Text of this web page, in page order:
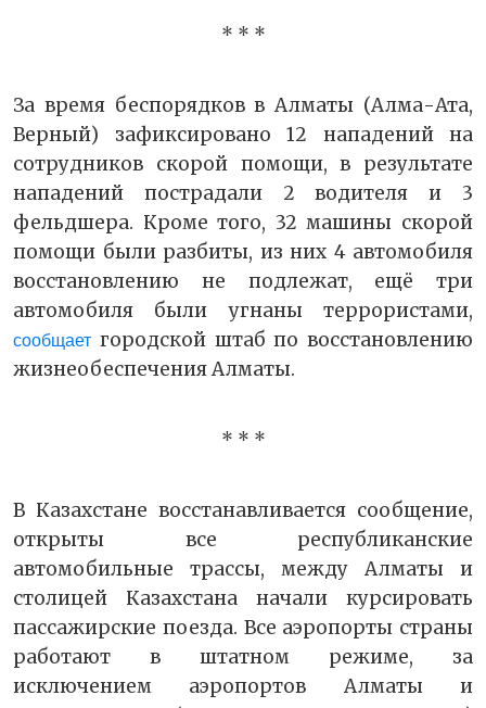
* * *
За время беспорядков в Алматы (Алма-Ата,
Верный) зафиксировано 12 нападений на
сотрудников скорой помощи, в результате
нападений пострадали 2 водителя и 3
фельдшера. Кроме того, 32 машины скорой
помощи были разбиты, из них 4 автомобиля
восстановлению не подлежат, ещё три
автомобиля были угнаны террористами,
сообщает городской штаб по восстановлению
жизнеобеспечения Алматы.
* * *
В Казахстане восстанавливается сообщение,
открыты все республиканские
автомобильные трассы, между Алматы и
столицей Казахстана начали курсировать
пассажирские поезда. Все аэропорты страны
работают в штатном режиме, за
исключением аэропортов Алматы и